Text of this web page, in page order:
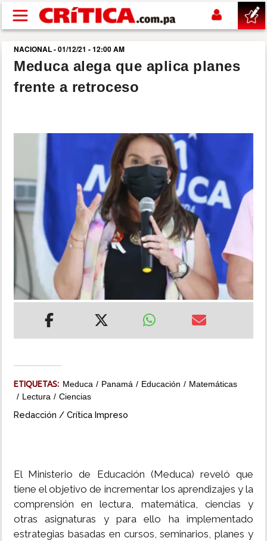
Pasar al contenido principal
buscar
SUCESOS
SHOW
DEPORTES
MUNDO
INSÓLITAS
MULTIMEDIA
NACIONAL - 01/12/21 - 12:00 AM
Meduca alega que aplica planes
frente a retroceso
ETIQUETAS: Meduca Panamá Educación
Matemáticas
Lectura
Ciencias
Redacción / Crítica Impreso
El Ministerio de Educación (Meduca) reveló que
tiene el objetivo de incrementar los aprendizajes y la
comprensión en lectura, matemática, ciencias y
otras asignaturas y para ello ha implementado
estrategias basadas en cursos, seminarios, planes y